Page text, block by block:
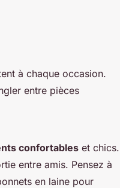
à chaque occasion.
entre pièces
confortables et chics.
entre amis. Pensez à
en laine pour